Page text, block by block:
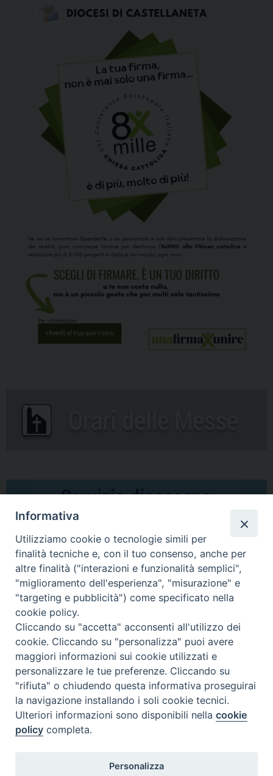
Comunicati Stampa
Il cordoglio dei Vescovi di Puglia per la morte di S.E.R. Mons. Agostino
Superbo
Nasce la Consulta Diocesana delle Aggregazioni Laicali di Castellaneta
Archivio comunicati stampa
2026 © Diocesi di Castellaneta
Informativa
Utilizziamo cookie o tecnologie simili per
finalità tecniche e, con il tuo consenso, anche per
altre finalità ("interazioni e funzionalità semplici",
"miglioramento dell'esperienza", "misurazione" e
"targeting e pubblicità") come specificato nella
cookie policy.
Cliccando su "accetta" acconsenti all'utilizzo dei
cookie. Cliccando su "personalizza" puoi avere
maggiori informazioni sui cookie utilizzati e
personalizzare le tue preferenze. Cliccando su
"rifiuta" o chiudendo questa informativa proseguirai
la navigazione installando i soli cookie tecnici.
Ulteriori informazioni sono disponibili nellacookie
policy completa.
Personalizza